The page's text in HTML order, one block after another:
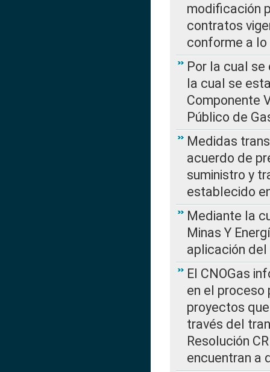
modificación
contratos
conforme a lo
Por la cual se
la cual se
Componente
Público de
Medidas
acuerdo de
suministro y
establecido
Mediante la
Minas Y
aplicación
El CNOGas
en el proceso
proyectos
través del
Resolución
encuentran a